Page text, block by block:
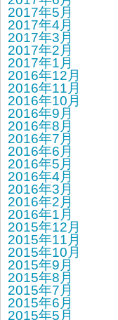
2017年5月
2017年4月
2017年3月
2017年2月
2017年1月
2016年12月
2016年11月
2016年10月
2016年9月
2016年8月
2016年7月
2016年6月
2016年5月
2016年4月
2016年3月
2016年2月
2016年1月
2015年12月
2015年11月
2015年10月
2015年9月
2015年8月
2015年7月
2015年6月
2015年5月